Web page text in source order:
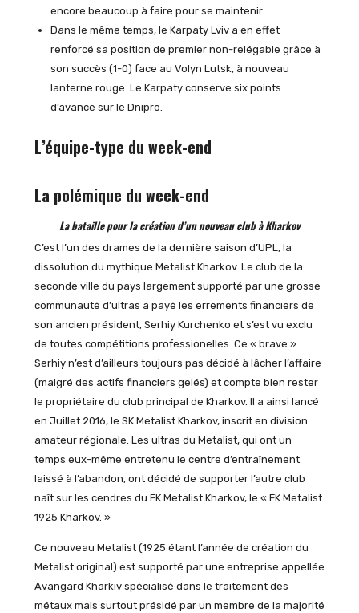
encore beaucoup à faire pour se maintenir.
Dans le même temps, le Karpaty Lviv a en effet
renforcé sa position de premier non-relégable grâce à
son succès (1-0) face au Volyn Lutsk, à nouveau
lanterne rouge. Le Karpaty conserve six points
d’avance sur le Dnipro.
L’équipe-type du week-end
La polémique du week-end
La bataille pour la création d’un nouveau club à Kharkov
C’est l’un des drames de la dernière saison d’UPL, la
dissolution du mythique Metalist Kharkov. Le club de la
seconde ville du pays largement supporté par une grosse
communauté d’ultras a payé les errements financiers de
son ancien président, Serhiy Kurchenko et s’est vu exclu
de toutes compétitions professionelles. Ce « brave »
Serhiy n’est d’ailleurs toujours pas décidé à lâcher l’affaire
(malgré des actifs financiers gelés) et compte bien rester
le propriétaire du club principal de Kharkov. Il a ainsi lancé
en Juillet 2016, le SK Metalist Kharkov, inscrit en division
amateur régionale. Les ultras du Metalist, qui ont un
temps eux-même entretenu le centre d’entraînement
laissé à l’abandon, ont décidé de supporter l’autre club
naît sur les cendres du FK Metalist Kharkov, le « FK Metalist
1925 Kharkov. »
Ce nouveau Metalist (1925 étant l’année de création du
Metalist original) est supporté par une entreprise appellée
Avangard Kharkiv spécialisé dans le traitement des
métaux mais surtout présidé par un membre de la majorité